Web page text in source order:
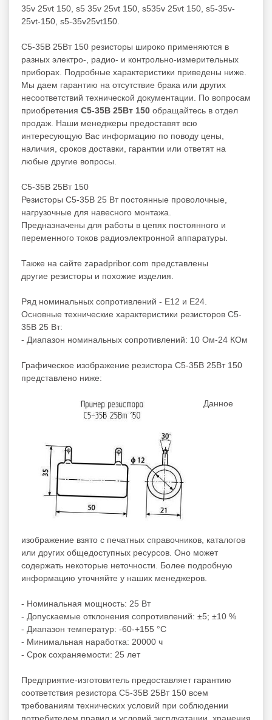
35v 25vt 150, s5 35v 25vt 150, s535v 25vt 150, s5-35v-
25vt-150, s5-35v25vt150.
С5-35В 25Вт 150 резисторы широко применяются в
разных электро-, радио- и контрольно-измерительных
приборах. Подробные характеристики приведены ниже.
Мы даем гарантию на отсутствие брака или других
несоответствий технической документации. По вопросам
приобретения С5-35В 25Вт 150 обращайтесь в отдел
продаж. Наши менеджеры предоставят всю
интересующую Вас информацию по поводу цены,
наличия, сроков доставки, гарантии или ответят на
любые другие вопросы.
С5-35В 25Вт 150
Резисторы С5-35В 25 Вт постоянные проволочные,
нагрузочные для навесного монтажа.
Предназначены для работы в цепях постоянного и
переменного токов радиоэлектронной аппаратуры.
Также на сайте zapadpribor.com представлены
другие резисторы и похожие изделия.
Ряд номинальных сопротивлений - Е12 и Е24.
Основные технические характеристики резисторов С5-
35В 25 Вт:
- Диапазон номинальных сопротивлений: 10 Ом-24 КОм
Графическое изображение резистора С5-35В 25Вт 150
представлено ниже:
Данное
изображение взято с печатных справочников, каталогов
или других общедоступных ресурсов. Оно может
содержать некоторые неточности. Более подробную
информацию уточняйте у наших менеджеров.
- Номинальная мощность: 25 Вт
- Допускаемые отклонения сопротивлений: ±5; ±10 %
- Диапазон температур: -60-+155 °С
- Минимальная наработка: 20000 ч
- Срок сохраняемости: 25 лет
Предприятие-изготовитель предоставляет гарантию
соответствия резистора С5-35В 25Вт 150 всем
требованиям технических условий при соблюдении
потребителем правил и условий эксплуатации, хранения